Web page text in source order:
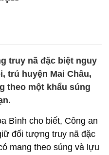
truy nã đặc biệt nguy
trú huyện Mai Châu,
theo một khẩu súng
Bình cho biết, Công an
đối tượng truy nã đặc
mang theo súng và lựu